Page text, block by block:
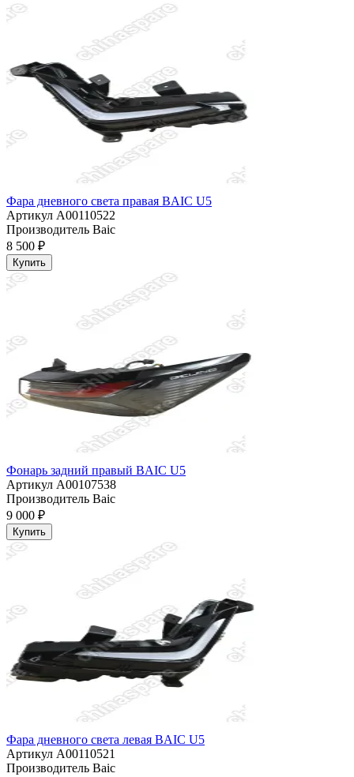
Фара дневного света правая BAIC U5
Артикул A00110522
Производитель Baic
8 500 ₽
Купить
Фонарь задний правый BAIC U5
Артикул A00107538
Производитель Baic
9 000 ₽
Купить
Фара дневного света левая BAIC U5
Артикул A00110521
Производитель Baic